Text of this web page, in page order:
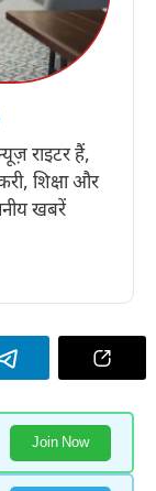
राइटर हैं,
शिक्षा और
खबरें
Join Now